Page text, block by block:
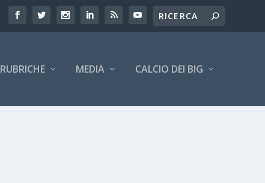
RUBRICHE MEDIA CALCIO DEI BIG